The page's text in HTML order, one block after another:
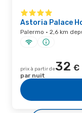
Astoria Palace
Palermo · 2,6 km
prix à partir de32 €
par nuit